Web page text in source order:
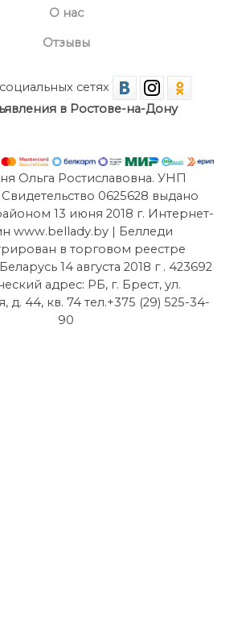
О нас
Отзывы
сетях
в Ростове-на-Дону
Ольга Ростиславовна. УНП
Свидетельство 0625628 выдано
13 июня 2018 г. Интернет-
www.bellady.by | Белледи
в торговом реестре
14 августа 2018 г . 423692
адрес: РБ, г. Брест, ул.
д. 44, кв. 74 тел.+375 (29) 525-34-
90